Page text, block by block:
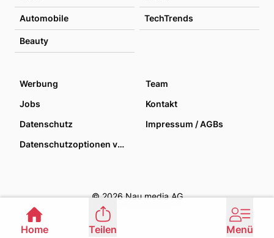
Automobile TechTrends
Beauty
Werbung
Team
Jobs
Kontakt
Datenschutz
Impressum / AGBs
Datenschutzoptionen verwalten
© 2026 Nau media AG
Home Teilen Menü